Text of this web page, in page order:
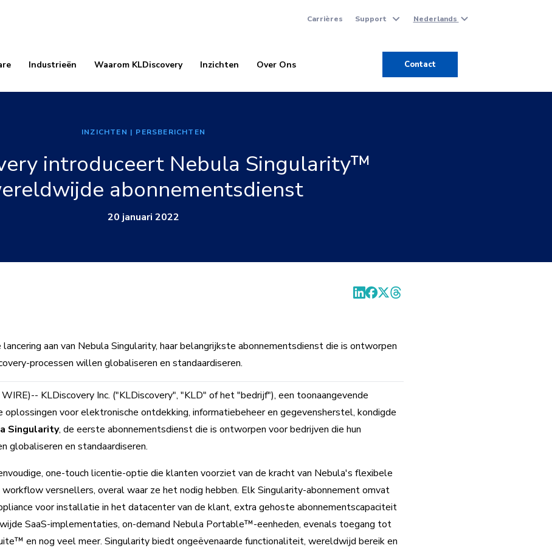
Carrières Support Nederlands
Industrieën Waarom KLDiscovery Inzichten Over Ons Contact
INZICHTEN | PERSBERICHTEN
introduceert Nebula Singularity™
abonnementsdienst
20 januari 2022
aan van Nebula Singularity, haar belangrijkste abonnementsdienst die is ontworpen
processen willen globaliseren en standaardiseren.
KLDiscovery Inc. ("KLDiscovery", "KLD" of het "bedrijf"), een toonaangevende
voor elektronische ontdekking, informatiebeheer en gegevensherstel, kondigde
Singularity, de eerste abonnementsdienst die is ontworpen voor bedrijven die hun
globaliseren en standaardiseren.
one-touch licentie-optie die klanten voorziet van de kracht van Nebula's flexibele
versnellers, overal waar ze het nodig hebben. Elk Singularity-abonnement omvat
voor installatie in het datacenter van de klant, extra gehoste abonnementscapaciteit
SaaS-implementaties, on-demand Nebula Portable™-eenheden, evenals toegang tot
en nog veel meer. Singularity biedt ongeëvenaarde functionaliteit, wereldwijd bereik en